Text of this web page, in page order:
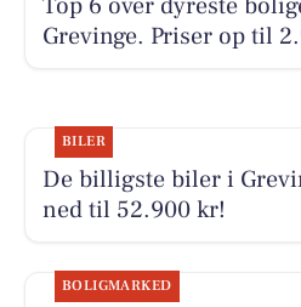
Grevinge. Priser op til
BILER
De billigste biler i
ned til 52.900 kr!
BOLIGMARKED